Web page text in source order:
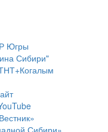
Югры
Сибири"
Сибири»